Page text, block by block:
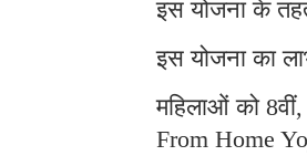
इस योजना के
इस योजना का
महिलाओं को
From Home